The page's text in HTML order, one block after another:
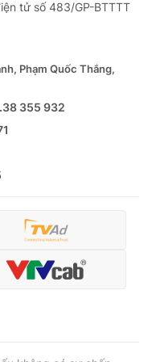
video
Thể thao
tử số 483/GP-BTTTT
Phạm Quốc Thắng,
355 932